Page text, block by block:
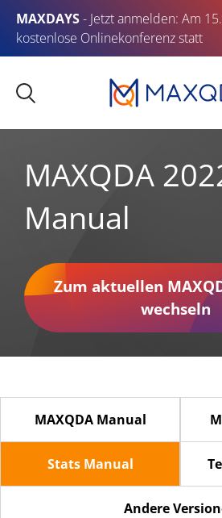
MAXDAYS- Jetzt anmelden: Am
kostenlose Onlinekonferenz statt
MAXQDA
Manual
Zum aktuellen
wechseln
MAXQDA Manual
Stats Manual
Andere